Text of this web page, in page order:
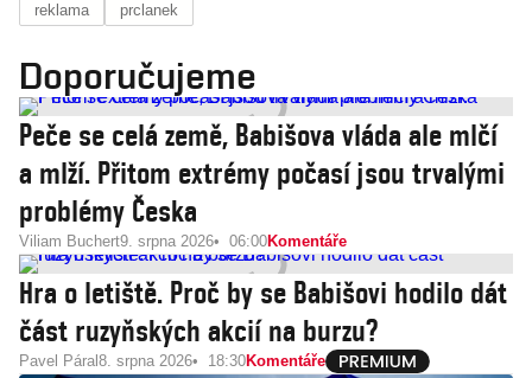
reklama prclanek
Doporučujeme
Peče se celá země, Babišova vláda ale mlčí
a mlží. Přitom extrémy počasí jsou trvalými
problémy Česka
Viliam Buchert9. srpna 2026 06:00Komentáře
Hra o letiště. Proč by se Babišovi hodilo dát
část ruzyňských akcií na burzu?
Pavel Páral 8. srpna 2026 18:30Komentáře